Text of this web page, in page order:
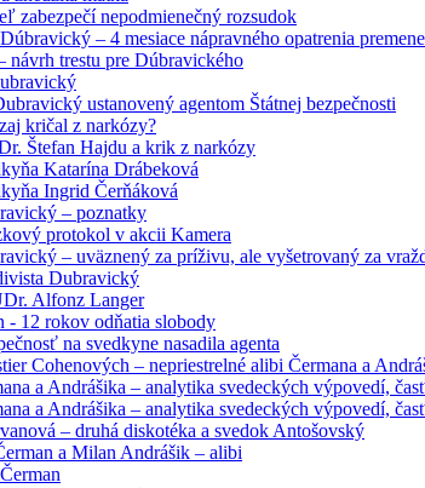
zabezpečí nepodmienečný rozsudok
– 4 mesiace nápravného opatrenia
návrh trestu pre Dúbravického
ustanovený agentom Štátnej bezpečnosti
kričal z narkózy?
Štefan Hajdu a krik z narkózy
Katarína Drábeková
Ingrid Čerňáková
– poznatky
protokol v akcii Kamera
– uväznený za príživu, ale vyšetrovaný za
Dubravický
Alfonz Langer
- 12 rokov odňatia slobody
na svedkyne nasadila agenta
Cohenových – nepriestrelné alibi Čermana a
a Andrášika – analytika svedeckých výpovedí,
a Andrášika – analytika svedeckých výpovedí,
– druhá diskotéka a svedok Antošovský
a Milan Andrášik – alibi